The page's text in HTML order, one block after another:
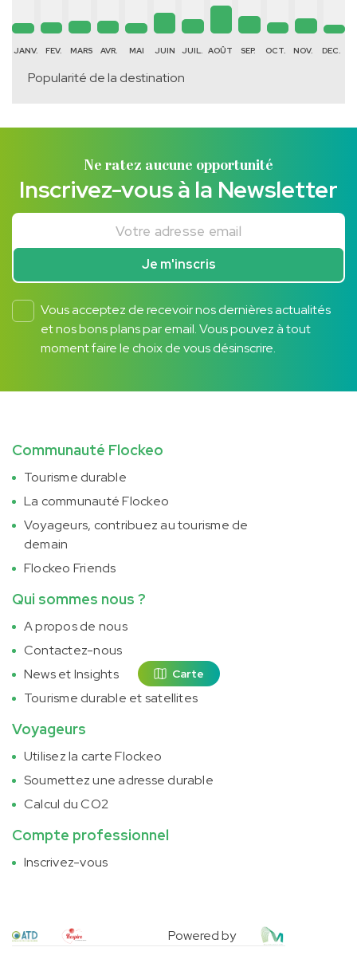
Carte
JANV. FEV. MARS AVR. MAI JUIN JUIL. AOÛT SEP. OCT. NOV. DEC.
Popularité de la destination
Ne ratez aucune opportunité
Inscrivez-vous à la Newsletter
Votre adresse email
Je m'inscris
Vous acceptez de recevoir nos dernières actualités
et nos bons plans par email. Vous pouvez à tout
moment faire le choix de vous désinscrire.
Communauté Flockeo
Tourisme durable
La communauté Flockeo
Voyageurs, contribuez au tourisme de
demain
Flockeo Friends
Qui sommes nous ?
A propos de nous
Contactez-nous
News et Insights
Tourisme durable et satellites
Voyageurs
Utilisez la carte Flockeo
Soumettez une adresse durable
Calcul du CO2
Compte professionnel
Inscrivez-vous
Powered by